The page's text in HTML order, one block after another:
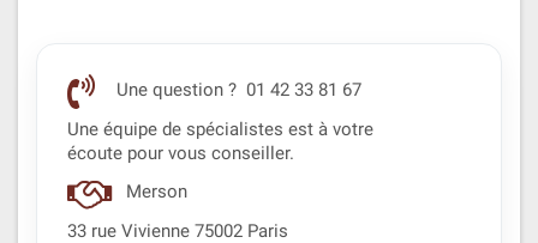
Une question ? 01 42 33 81 67
Une équipe de spécialistes est à votre
écoute pour vous conseiller.
Merson
33 rue Vivienne 75002 Paris